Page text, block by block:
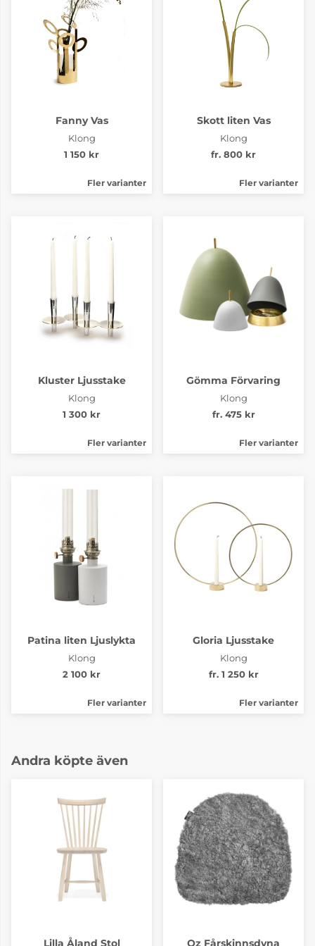
Fanny Vas
Klong
1 150 kr
Fler varianter
Skott liten Vas
Klong
fr. 800 kr
Fler varianter
Kluster Ljusstake
Klong
1 300 kr
Fler varianter
Gömma Förvaring
Klong
fr. 475 kr
Fler varianter
Patina liten Ljuslykta
Klong
2 100 kr
Fler varianter
Gloria Ljusstake
Klong
fr. 1 250 kr
Fler varianter
Andra köpte även
Lilla Åland Stol Oz Fårskinnsdyna